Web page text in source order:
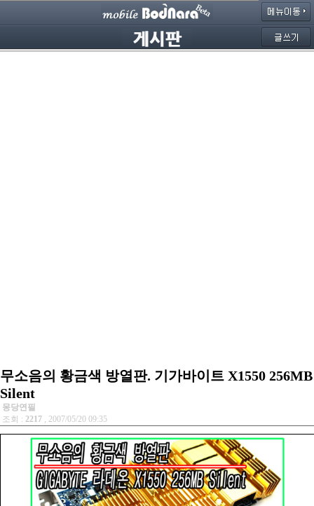
무소음의 황금색 방열판. 기가바이트 X1550 256MB
Silent
몽당연필
조회 : 2217 , 2007/05/20 09:35